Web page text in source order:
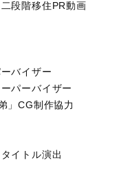
段階移住PR動画
バイザー
パーバイザー
」CG制作協力
イトル演出